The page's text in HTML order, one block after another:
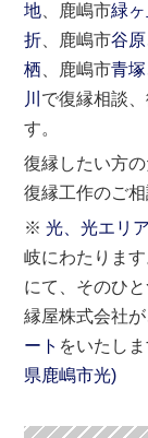
地 、鹿嶋市緑ヶ
折 、鹿嶋市谷原
栖 、鹿嶋市青塚
川 で復縁相談
す。
復縁したい方
復縁工作のご
※光、光エリ
岐にわたりま
にて、そのひ
縁屋株式会社
ート をいたし
県鹿嶋市光)